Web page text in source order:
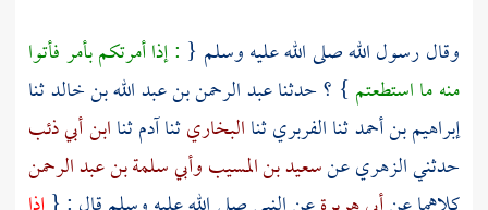
وقال رسول الله صلى الله عليه وسلم { : إذا أمرتكم بأمر فأتوا
منه ما استطعتم } ؟ حدثناعبد الرحمن بن عبد الله بن خالدثنا
إبراهيم بن أحمدثناالفربريثناالبخاريثناآدمثناابن أبي ذئب
حدثنيالزهريعنسعيد بن المسيبوأبي سلمة بن عبد الرحمن